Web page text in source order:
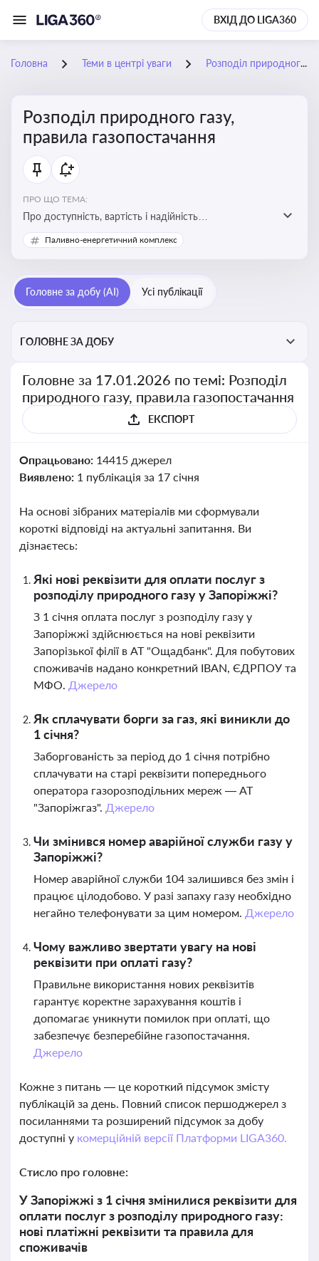
ВХІД ДО LIGA360
Головна Теми в центрі уваги Розподіл природного газу, правила газопостачання
Розподіл природного газу,
правила газопостачання
ПРО ЩО ТЕМА:
Про доступність, вартість і надійність
енергопостачання для бізнесу та вплив на економічну
стабільність
Паливно-енергетичний комплекс
Головне за добу (AI) Усі публікації
ГОЛОВНЕ ЗА ДОБУ
Головне за 17.01.2026 по темі: Розподіл
природного газу, правила газопостачання
ЕКСПОРТ
Опрацьовано: 14415 джерел
Виявлено: 1 публікація за 17 січня
На основі зібраних матеріалів ми сформували
короткі відповіді на актуальні запитання. Ви
дізнаєтесь:
Які нові реквізити для оплати послуг з
розподілу природного газу у Запоріжжі?
З 1 січня оплата послуг з розподілу газу у
Запоріжжі здійснюється на нові реквізити
Запорізької філії в АТ "Ощадбанк". Для побутових
споживачів надано конкретний IBAN, ЄДРПОУ та
МФО. Джерело
Як сплачувати борги за газ, які виникли до
1 січня?
Заборгованість за період до 1 січня потрібно
сплачувати на старі реквізити попереднього
оператора газорозподільних мереж — АТ
"Запоріжгаз". Джерело
Чи змінився номер аварійної служби газу у
Запоріжжі?
Номер аварійної служби 104 залишився без змін і
працює цілодобово. У разі запаху газу необхідно
негайно телефонувати за цим номером. Джерело
Чому важливо звертати увагу на нові
реквізити при оплаті газу?
Правильне використання нових реквізитів
гарантує коректне зарахування коштів і
допомагає уникнути помилок при оплаті, що
забезпечує безперебійне газопостачання.
Джерело
Кожне з питань — це короткий підсумок змісту
публікацій за день. Повний список першоджерел з
посиланнями та розширений підсумок за добу
доступні у комерційній версії Платформи LIGA360.
Стисло про головне:
У Запоріжжі з 1 січня змінилися реквізити для
оплати послуг з розподілу природного газу:
нові платіжні реквізити та правила для
споживачів